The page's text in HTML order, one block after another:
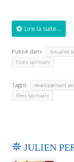
Lire la suite...
Publié dans Actualité
Films spirituels
Tag(s) développement
films spirituels
JULIEN